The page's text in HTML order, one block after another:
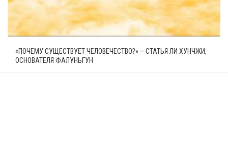
«ПОЧЕМУ СУЩЕСТВУЕТ ЧЕЛОВЕЧЕСТВО?» – СТАТЬЯ ЛИ ХУНЧЖИ,
ОСНОВАТЕЛЯ ФАЛУНЬГУН